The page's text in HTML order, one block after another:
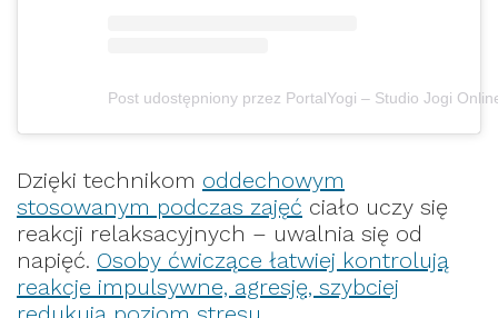
Post udostępniony przez PortalYogi – Studio Jogi
Dzięki technikom oddechowym
stosowanym podczas zajęć ciało uczy się
reakcji relaksacyjnych – uwalnia się od
napięć. Osoby ćwiczące łatwiej kontrolują
reakcje impulsywne, agresję, szybciej